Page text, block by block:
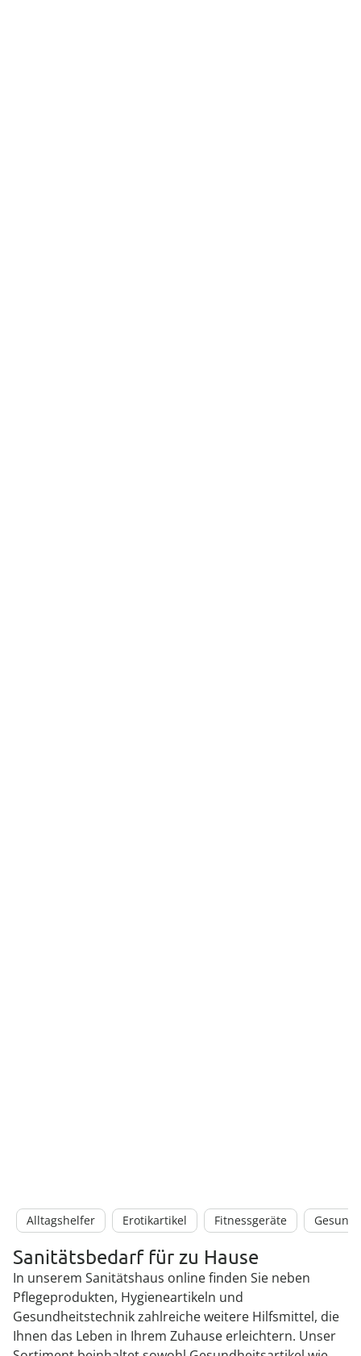
Alltagshelfer Erotikartikel Fitnessgeräte
Sanitätsbedarf für zu Hause
In unserem Sanitätshaus online finden Sie neben
Pflegeprodukten, Hygieneartikeln und
Gesundheitstechnik zahlreiche weitere Hilfsmittel, die
Ihnen das Leben in Ihrem Zuhause erleichtern. Unser